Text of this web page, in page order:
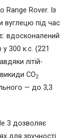
Range Rover. Із
вуглецю під час
вдосконалений
300 к.с. (221
літій-
CO2
— до 3,3
3 дозволяє
для зручності